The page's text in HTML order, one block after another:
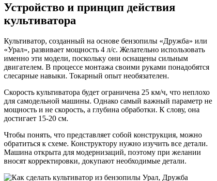
Устройство и принцип действия
культиватора
Культиватор, созданный на основе бензопилы «Дружба» или
«Урал», развивает мощность 4 л/с. Желательно использовать
именно эти модели, поскольку они оснащены сильным
двигателем. В процессе монтажа своими руками понадобятся
слесарные навыки. Токарный опыт необязателен.
Скорость культиватора будет ограничена 25 км/ч, что неплохо
для самодельной машины. Однако самый важный параметр не
мощность и не скорость, а глубина обработки. К слову, она
достигает 15-20 см.
Чтобы понять, что представляет собой конструкция, можно
обратиться к схеме. Конструктору нужно изучить все детали.
Машина открыта для модернизаций, поэтому при желании
вносят корректировки, докупают необходимые детали.